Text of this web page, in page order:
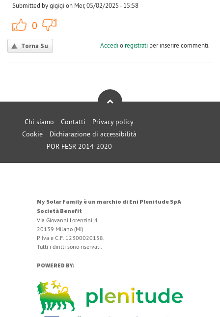
Submitted by gigigi on Mer, 05/02/2025 - 15:58
0
Torna Su Accedio registratiper inserire commenti.
Chi siamo Contatti
Privacy policy
Cookie
Dichiarazione di accessibilità
POR FESR 2014-2020
My Solar Family è un marchio di Eni Plenitude SpA
Società Benefit
Via Giovanni Lorenzini, 4
20139 Milano (MI)
P. Iva e C.F. 12300020158.
Tutti i diritti sono riservati.
POWERED BY: